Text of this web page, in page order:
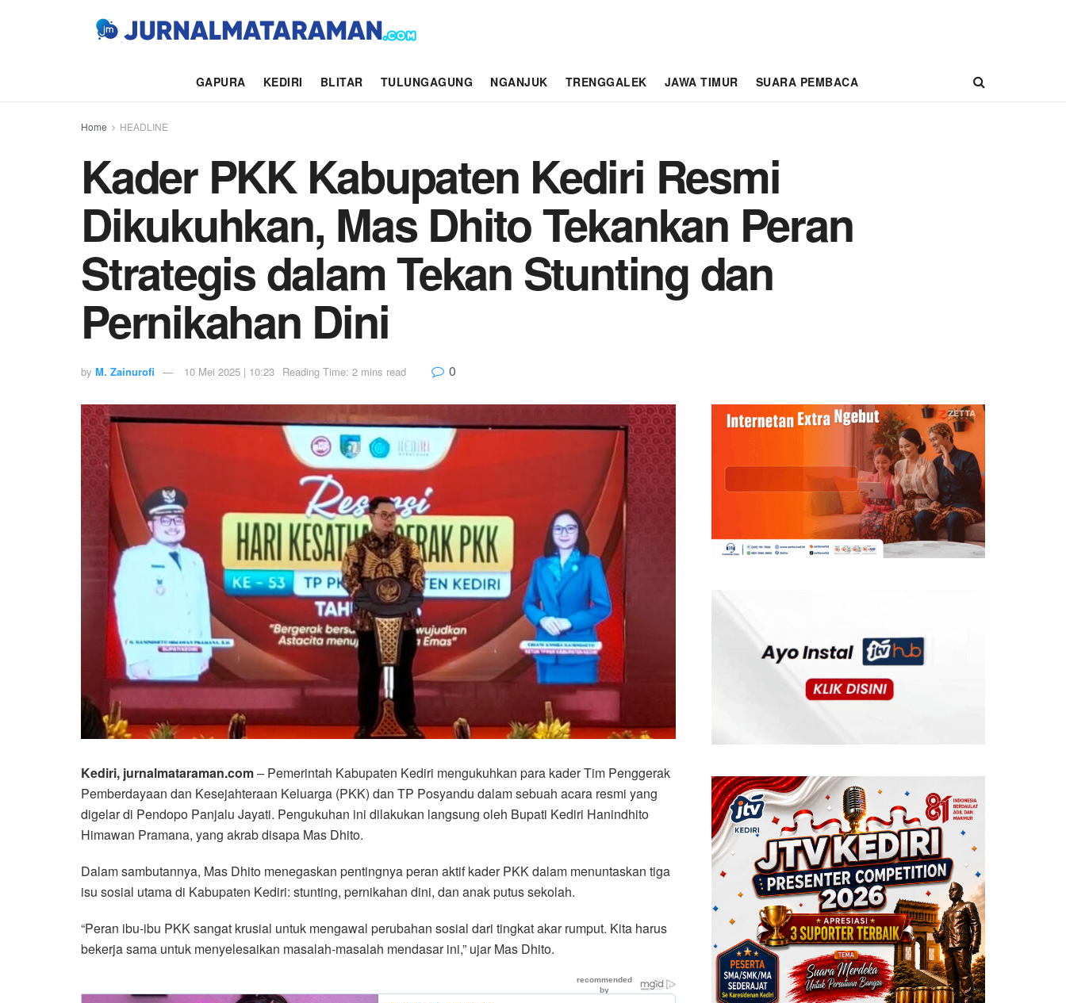
GAPURA KEDIRI BLITAR TULUNGAGUNG NGANJUK TRENGGALEK JAWA TIMUR SUARA PEMBACA
Home HEADLINE
Kader PKK Kabupaten Kediri Resmi
Dikukuhkan, Mas Dhito Tekankan Peran
Strategis dalam Tekan Stunting dan
Pernikahan Dini
by M. Zainurofi 10 Mei 2025 | 10:23 Reading Time: 2 mins read 0
Kediri, jurnalmataraman.com–Pemerintah Kabupaten Kediri mengukuhkan para kader Tim Penggerak
Pemberdayaan dan Kesejahteraan Keluarga (PKK) dan TP Posyandu dalam sebuah acara resmi yang
digelar di Pendopo Panjalu Jayati. Pengukuhan ini dilakukan langsung oleh Bupati Kediri Hanindhito
Himawan Pramana, yang akrab disapa Mas Dhito.
Dalam sambutannya, Mas Dhito menegaskan pentingnya peran aktif kader PKK dalam menuntaskan tiga
isu sosial utama di Kabupaten Kediri: stunting, pernikahan dini, dan anak putus sekolah.
“Peran ibu-ibu PKK sangat krusial untuk mengawal perubahan sosial dari tingkat akar rumput. Kita harus
bekerja sama untuk menyelesaikan masalah-masalah mendasar ini,” ujar Mas Dhito.